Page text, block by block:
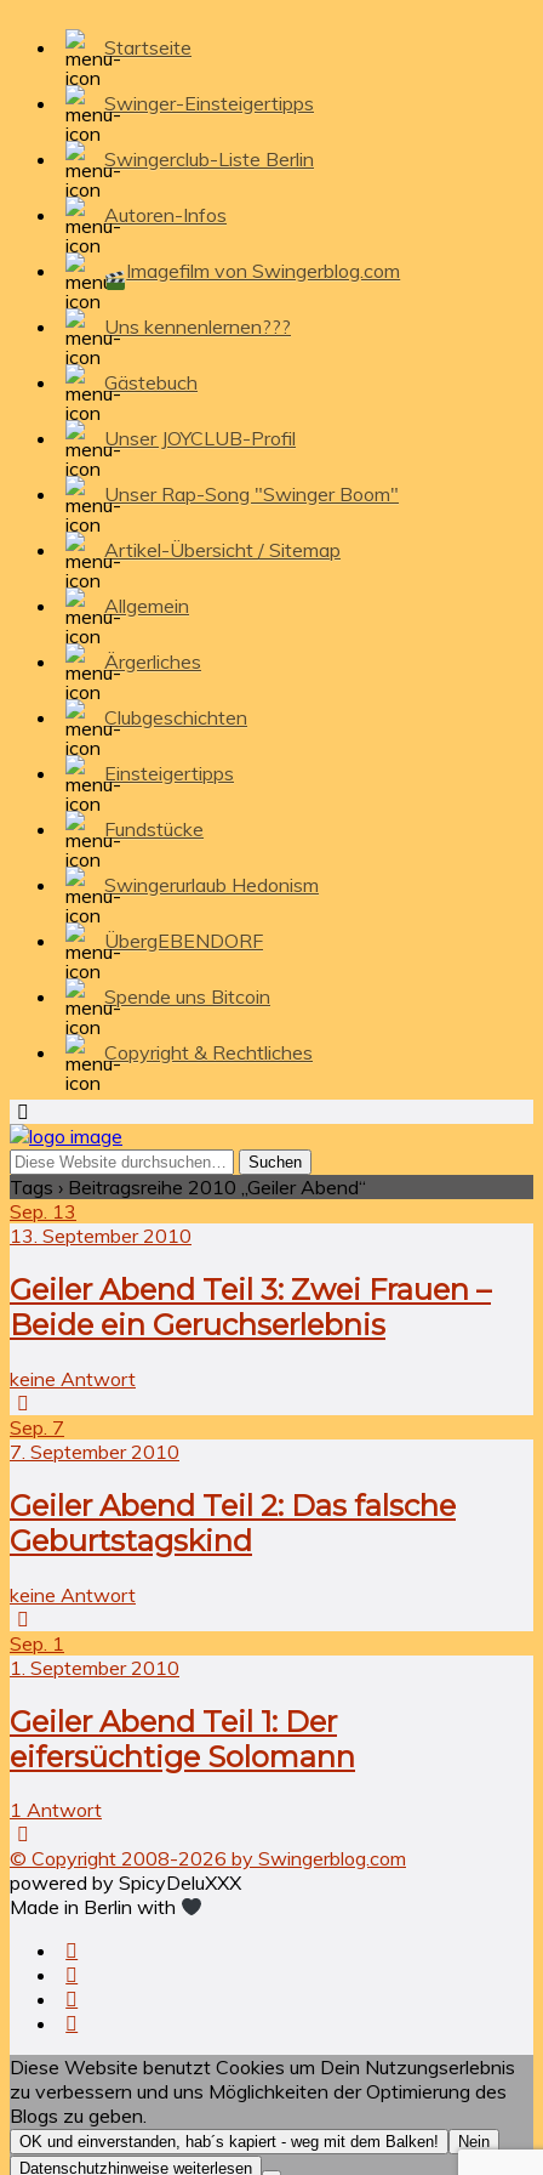
Startseite
Swinger-Einsteigertipps
Swingerclub-Liste Berlin
Autoren-Infos
Imagefilm von Swingerblog.com
Uns kennenlernen???
Gästebuch
Unser JOYCLUB-Profil
Unser Rap-Song "Swinger Boom"
Artikel-Übersicht / Sitemap
Allgemein
Ärgerliches
Clubgeschichten
Einsteigertipps
Fundstücke
Swingerurlaub Hedonism
ÜbergEBENDORF
Spende uns Bitcoin
Copyright & Rechtliches
Tags › Beitragsreihe 2010 „Geiler Abend“
Sep. 13
13. September 2010
Geiler Abend Teil 3: Zwei Frauen –
Beide ein Geruchserlebnis
keine Antwort
Sep. 7
7. September 2010
Geiler Abend Teil 2: Das falsche
Geburtstagskind
keine Antwort
Sep. 1
1. September 2010
Geiler Abend Teil 1: Der
eifersüchtige Solomann
1 Antwort
© Copyright 2008-2026 by Swingerblog.com
powered by SpicyDeluXXX
Made in Berlin with
Diese Website benutzt Cookies um Dein Nutzungserlebnis
zu verbessern und uns Möglichkeiten der Optimierung des
Blogs zu geben.
OK und einverstanden, hab´s kapiert - weg mit dem Balken!
Nein
Datenschutzhinweise weiterlesen